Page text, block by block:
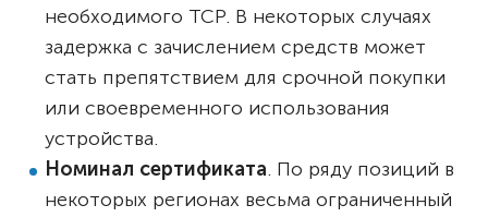
необходимого ТСР. В некоторых случаях
задержка с зачислением средств может
стать препятствием для срочной покупки
или своевременного использования
устройства.
Номинал сертификата. По ряду позиций в
некоторых регионах весьма ограниченный